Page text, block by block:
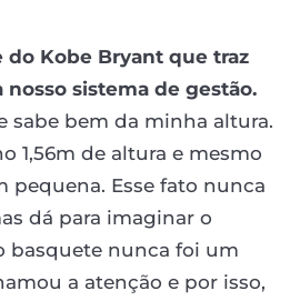
do Kobe Bryant que traz
nosso sistema de gestão.
sabe bem da minha altura.
1,56m de altura e mesmo
pequena. Esse fato nunca
dá para imaginar o
basquete nunca foi um
a atenção e por isso,